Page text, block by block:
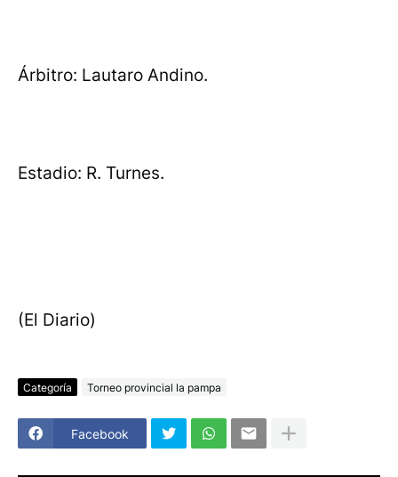
Árbitro: Lautaro Andino.
Estadio: R. Turnes.
(El Diario)
Categoría Torneo provincial la pampa
Facebook